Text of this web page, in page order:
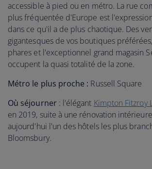
accessible à pied ou en métro. La rue
plus fréquentée d'Europe est
dans ce qu'il a de plus chaotique. Des
gigantesques de vos boutiques
phares et l'exceptionnel grand magasin
occupent la quasi totalité de la zone.
Métro le plus proche : Russell Square
Où séjourner: l'élégant Kimpton Fitzroy
en 2019, suite à une rénovation
aujourd'hui l'un des hôtels les plus
Bloomsbury.